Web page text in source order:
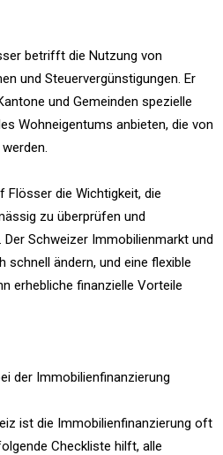
betrifft die Nutzung von
und Steuervergünstigungen. Er
und Gemeinden spezielle
Wohneigentums anbieten, die von
Flösser die Wichtigkeit, die
zu überprüfen und
Schweizer Immobilienmarkt und
ändern, und eine flexible
erhebliche finanzielle Vorteile
der Immobilienfinanzierung
ist die Immobilienfinanzierung oft
Checkliste hilft, alle